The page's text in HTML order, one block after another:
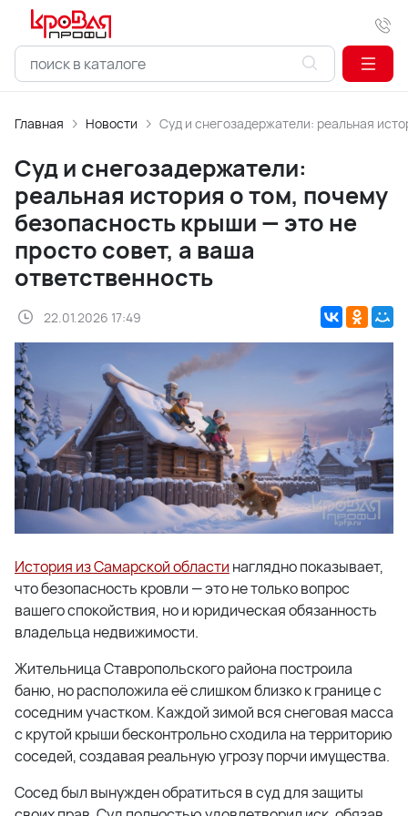
Главная Новости Суд и снегозадержатели: реальная
Суд и снегозадержатели:
реальная история о том, почему
безопасность крыши — это не
просто совет, а ваша
ответственность
22.01.2026 17:49
История из Самарской области наглядно показывает,
что безопасность кровли — это не только вопрос
вашего спокойствия, но и юридическая обязанность
владельца недвижимости.
Жительница Ставропольского района построила
баню, но расположила её слишком близко к границе с
соседним участком. Каждой зимой вся снеговая масса
с крутой крыши бесконтрольно сходила на территорию
соседей, создавая реальную угрозу порчи имущества.
Сосед был вынужден обратиться в суд для защиты